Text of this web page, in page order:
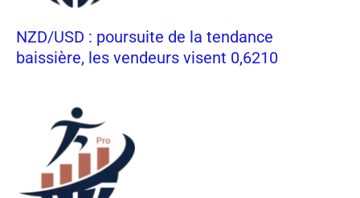
NZD/USD : poursuite de la tendance
baissière, les vendeurs visent 0,6210